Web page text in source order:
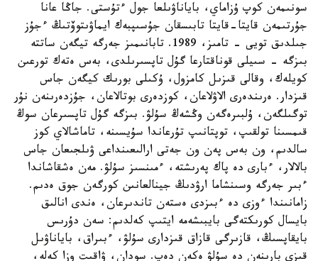
سونىمەن كوپ ۇزاماي، باياناۋىلعا جول ءتۇستى. جاڭا عانا
جۇرتىمەن قايتا-قايتا تابىسقان جۇسىپبەك ايماۋىتوۆتىڭ ءجۇز
جىلدىق تويى - تامىز، 1989. تابانىمىز جەرگە تيگەن ساتتە
بىزگە - سىيلى قوناقتارعا گۇل تاپسىرىلدى، بەس ەتەك تورعىن
كويلەك، وقالى قىزىل كامزول، ۇكىلى بورىك كيگەن جاس
قىزدار. ەرىندەرى الاۋلاعان، كوزدەرى بوتالاعان، جۇزدەرىنەن نۇر
توگىلگەن، ۇلبىرەگەن وڭشەڭ سۇلۋ. بىزگە گۇل تاپسىرعان سوڭ
قىمسىنا تولقىپ، توپتانىپ تۇرعاندا سۇيسىنە، تاماشالاي كوز
سالدىم، ون بەس پەن ون جەتى ارالىعىنداعى ۋىلجىعان جاس
بالالار، ءبارى دە پاك پەرىشتە، ءمىنسىز سۇلۋ. مەن ەشقاشاندا
ءبىر جەرگە وسىنشاما ارۋدىڭ جينالعانىن كورگەن جوق ەدىم.
زامانىندا ءوزى دە ءبىزدى ەستەن تاندىرعان، ەندى انالىق
بايسال كورىكتەگى بايبىشەمە ايتىپ كەلدىم: سەن دۇرىس
بايقاپسىڭ، قازىرگى قازاق قىزدارى سۇلۋ، ءبىراق، باياناۋىل